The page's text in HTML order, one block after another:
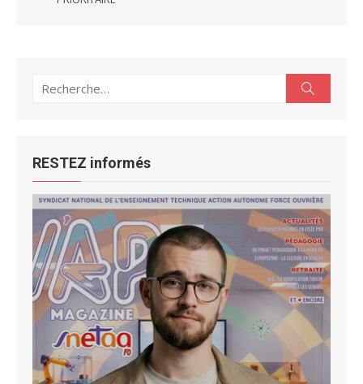
Recherche
RESTEZ informés